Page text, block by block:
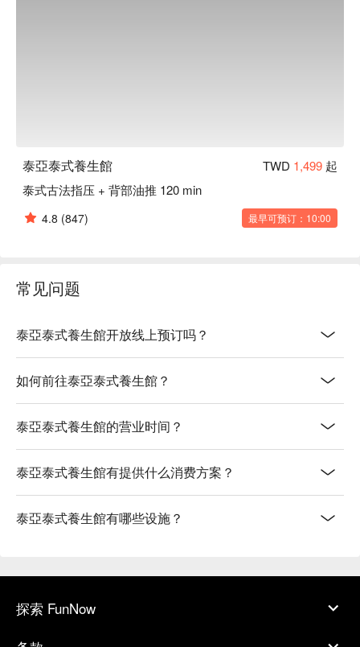
泰亞泰式養生館 TWD 1,499 起
泰式古法指压 + 背部油推 120 min
4.8 (847) 最早可预订：10:00
常见问题
泰亞泰式養生館开放线上预订吗？
如何前往泰亞泰式養生館？
泰亞泰式養生館的营业时间？
泰亞泰式養生館有提供什么消费方案？
泰亞泰式養生館有哪些设施？
探索 FunNow